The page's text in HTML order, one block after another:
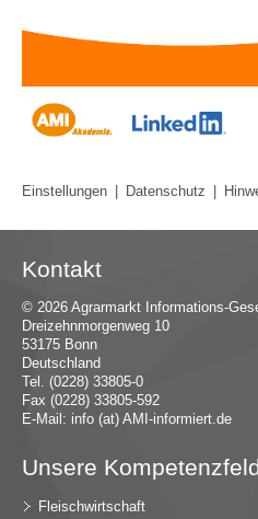
Einstellungen
Datenschutz
Kontakt
© 2026 Agrarmarkt Informations-
Dreizehnmorgenweg 10
53175 Bonn
Deutschland
Tel. (0228) 33805-0
Fax (0228) 33805-592
E-Mail: info (at) AMI-informiert.de
Unsere
Fleischwirtschaft